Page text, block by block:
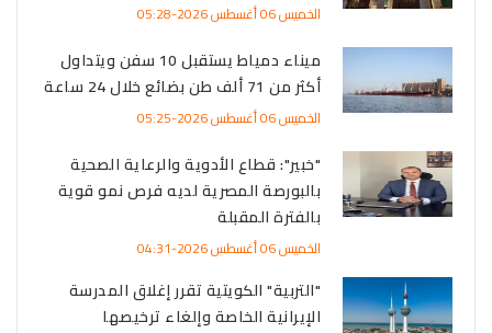
الخميس 06 أغسطس 2026-05:28
ميناء دمياط يستقبل 10 سفن ويتداول
أكثر من 71 ألف طن بضائع خلال 24 ساعة
الخميس 06 أغسطس 2026-05:25
"خبير": قطاع الأدوية والرعاية الصحية
بالبورصة المصرية لديه فرص نمو قوية
بالفترة المقبلة
الخميس 06 أغسطس 2026-04:31
"التربية" الكويتية تقرر إغلاق المدرسة
الإيرانية الخاصة وإلغاء ترخيصها